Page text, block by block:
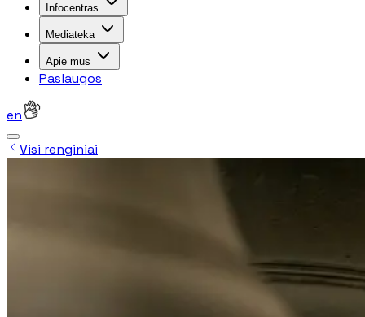
Infocentras
Mediateka
Apie mus
Paslaugos
en
Visi renginiai